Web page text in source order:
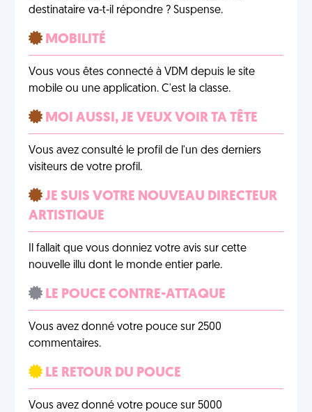
destinataire va-t-il répondre ? Suspense.
MOBILITÉ
Vous vous êtes connecté à VDM depuis le site
mobile ou une application. C'est la classe.
MOI AUSSI, JE VEUX VOIR TA TÊTE
Vous avez consulté le profil de l'un des derniers
visiteurs de votre profil.
JE SUIS VOTRE NOUVEAU DIRECTEUR
ARTISTIQUE
Il fallait que vous donniez votre avis sur cette
nouvelle illu dont le monde entier parle.
LE POUCE CONTRE-ATTAQUE
Vous avez donné votre pouce sur 2500
commentaires.
LE RETOUR DU POUCE
Vous avez donné votre pouce sur 5000